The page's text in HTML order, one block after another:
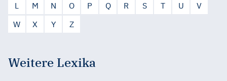
L
M N O P Q R S T U
V
W
X Y Z
Weitere Lexika